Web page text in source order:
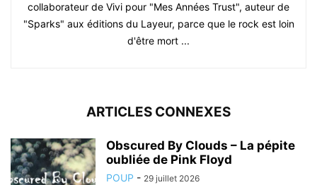
collaborateur de Vivi pour "Mes Années Trust", auteur de
"Sparks" aux éditions du Layeur, parce que le rock est loin
d'être mort ...
ARTICLES CONNEXES
Obscured By Clouds – La pépite
oubliée de Pink Floyd
POUP - 29 juillet 2026